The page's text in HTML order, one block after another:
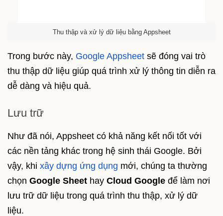
Thu thập và xử lý dữ liệu bằng Appsheet
Trong bước này, Google Appsheet sẽ đóng vai trò
thu thập dữ liệu giúp quá trình xử lý thông tin diễn ra
dễ dàng và hiệu quả.
Lưu trữ
Như đã nói, Appsheet có khả năng kết nối tốt với
các nền tảng khác trong hệ sinh thái Google. Bởi
vậy, khi xây dựng ứng dụng mới, chúng ta thường
chọn Google Sheet hay Cloud Google để làm nơi
lưu trữ dữ liệu trong quá trình thu thập, xử lý dữ
liệu.